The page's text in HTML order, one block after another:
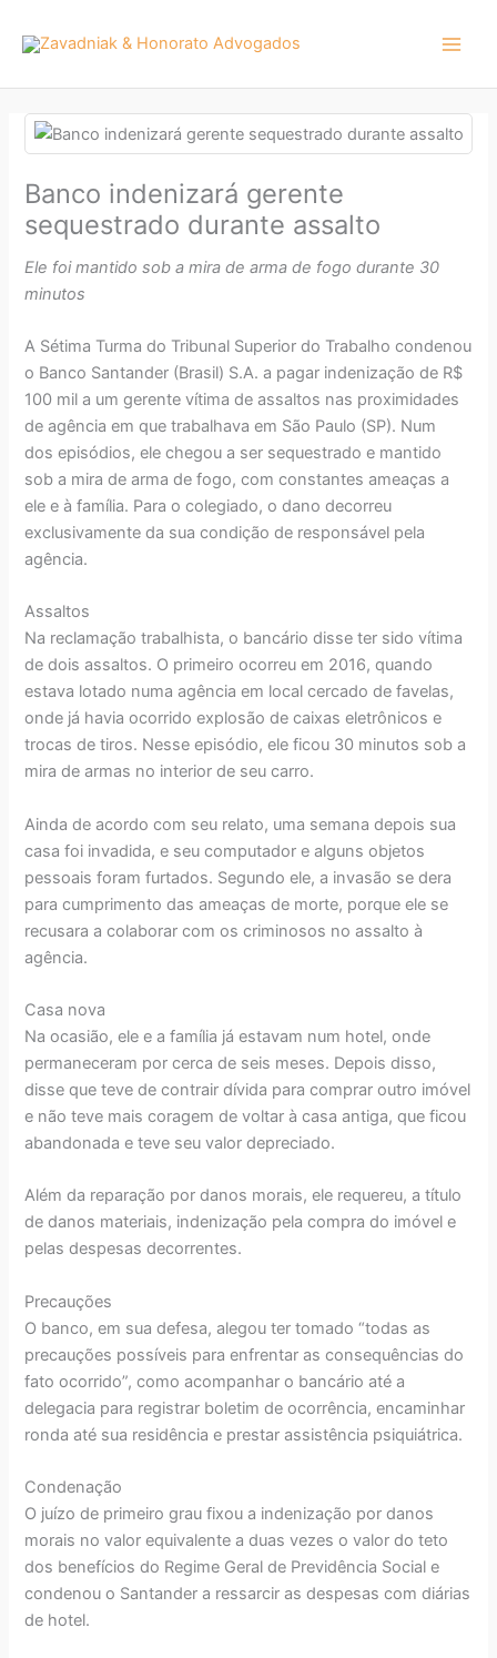
para
conteúdo
Banco indenizará gerente
sequestrado durante assalto
Ele foi mantido sob a mira de arma de fogo durante 30
minutos
A Sétima Turma do Tribunal Superior do Trabalho condenou
o Banco Santander (Brasil) S.A. a pagar indenização de R$
100 mil a um gerente vítima de assaltos nas proximidades
de agência em que trabalhava em São Paulo (SP). Num
dos episódios, ele chegou a ser sequestrado e mantido
sob a mira de arma de fogo, com constantes ameaças a
ele e à família. Para o colegiado, o dano decorreu
exclusivamente da sua condição de responsável pela
agência.
Assaltos
Na reclamação trabalhista, o bancário disse ter sido vítima
de dois assaltos. O primeiro ocorreu em 2016, quando
estava lotado numa agência em local cercado de favelas,
onde já havia ocorrido explosão de caixas eletrônicos e
trocas de tiros. Nesse episódio, ele ficou 30 minutos sob a
mira de armas no interior de seu carro.
Ainda de acordo com seu relato, uma semana depois sua
casa foi invadida, e seu computador e alguns objetos
pessoais foram furtados. Segundo ele, a invasão se dera
para cumprimento das ameaças de morte, porque ele se
recusara a colaborar com os criminosos no assalto à
agência.
Casa nova
Na ocasião, ele e a família já estavam num hotel, onde
permaneceram por cerca de seis meses. Depois disso,
disse que teve de contrair dívida para comprar outro imóvel
e não teve mais coragem de voltar à casa antiga, que ficou
abandonada e teve seu valor depreciado.
Além da reparação por danos morais, ele requereu, a título
de danos materiais, indenização pela compra do imóvel e
pelas despesas decorrentes.
Precauções
O banco, em sua defesa, alegou ter tomado “todas as
precauções possíveis para enfrentar as consequências do
fato ocorrido”, como acompanhar o bancário até a
delegacia para registrar boletim de ocorrência, encaminhar
ronda até sua residência e prestar assistência psiquiátrica.
Condenação
O juízo de primeiro grau fixou a indenização por danos
morais no valor equivalente a duas vezes o valor do teto
dos benefícios do Regime Geral de Previdência Social e
condenou o Santander a ressarcir as despesas com diárias
de hotel.